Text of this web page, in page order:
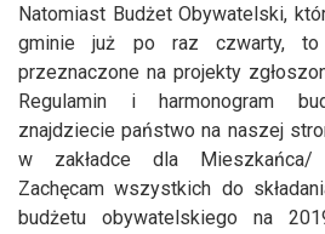
Natomiast Budżet Obywatelski,
gminie już po raz czwarty, to
przeznaczone na projekty
Regulamin i harmonogram
znajdziecie państwo na naszej
w zakładce dla Mieszkańca/
Zachęcam wszystkich do
budżetu obywatelskiego na